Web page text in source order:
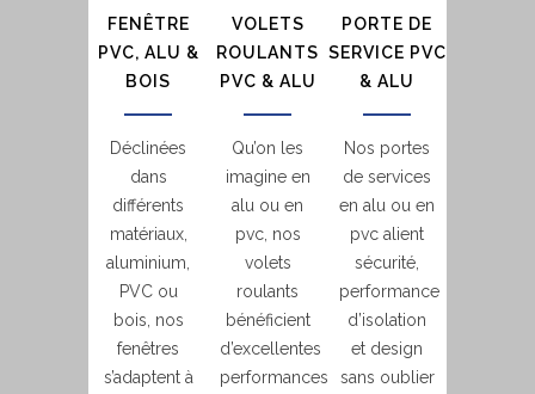
FENÊTRE
PVC, ALU &
BOIS
Déclinées
dans
différents
matériaux,
aluminium,
PVC ou
bois, nos
fenêtres
s’adaptent à
VOLETS
ROULANTS
PVC & ALU
Qu’on les
imagine en
alu ou en
pvc, nos
volets
roulants
bénéficient
d’excellentes
performances
PORTE DE
SERVICE PVC
& ALU
Nos portes
de services
en alu ou en
pvc alient
sécurité,
performance
d’isolation
et design
sans oublier